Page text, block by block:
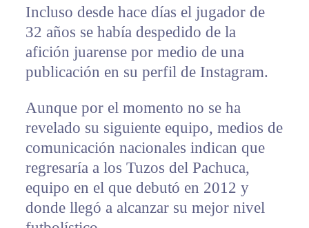
Incluso desde hace días el jugador de
32 años se había despedido de la
afición juarense por medio de una
publicación en su perfil de Instagram.
Aunque por el momento no se ha
revelado su siguiente equipo, medios de
comunicación nacionales indican que
regresaría a los Tuzos del Pachuca,
equipo en el que debutó en 2012 y
donde llegó a alcanzar su mejor nivel